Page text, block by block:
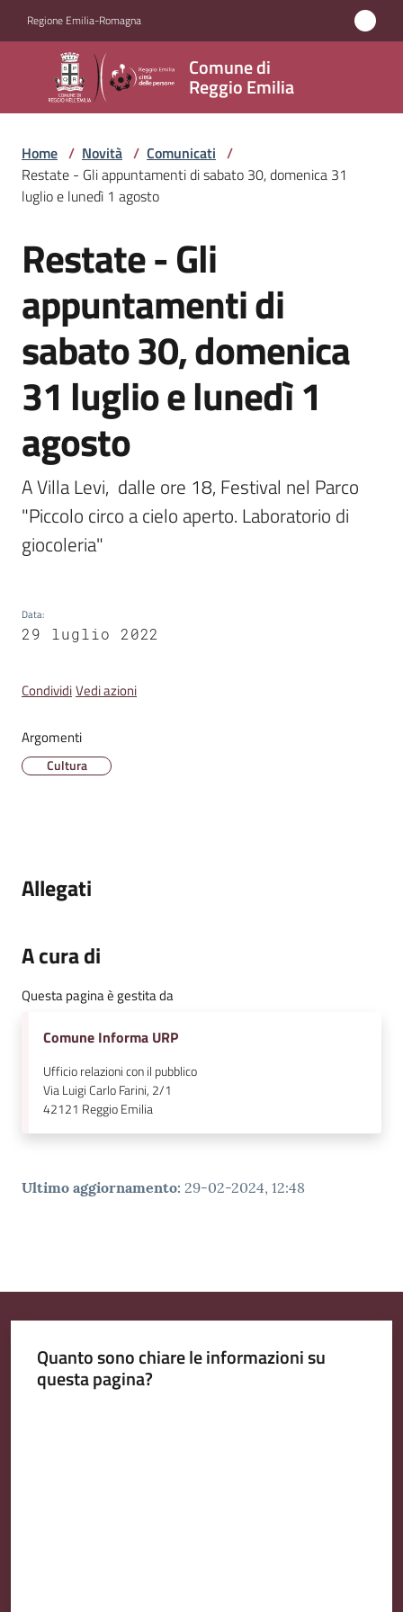
Regione Emilia-Romagna
Comune di
Reggio Emilia
Comune
di
Reggio
Emilia
Servizi
Novità
Menu selezionato
Vivere
Reggio
Emilia
Tutti
gli
T
u
i
s
o
t
Seguici
Home / Novità / Comunicati /
Restate - Gli appuntamenti di sabato 30, domenica 31
luglio e lunedì 1 agosto
Salta al contenuto
Restate - Gli
appuntamenti di
sabato 30, domenica
31 luglio e lunedì 1
agosto
A Villa Levi,  dalle ore 18, Festival nel Parco
"Piccolo circo a cielo aperto. Laboratorio di
giocoleria"
Data:
29 luglio 2022
CondividiVedi azioni
Argomenti
Cultura
Allegati
A cura di
Questa pagina è gestita da
Comune Informa URP
Ufficio relazioni con il pubblico
Via Luigi Carlo Farini, 2/1
42121 Reggio Emilia
Ultimo aggiornamento: 29-02-2024, 12:48
Quanto sono chiare le informazioni su
questa pagina?